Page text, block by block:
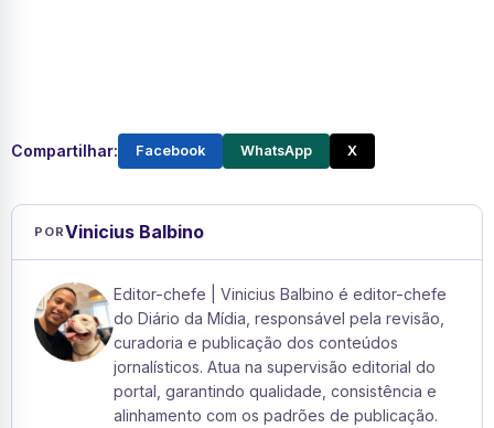
Compartilhar: Facebook WhatsApp X
PORVinicius Balbino
Editor-chefe | Vinicius Balbino é editor-chefe
do Diário da Mídia, responsável pela revisão,
curadoria e publicação dos conteúdos
jornalísticos. Atua na supervisão editorial do
portal, garantindo qualidade, consistência e
alinhamento com os padrões de publicação.